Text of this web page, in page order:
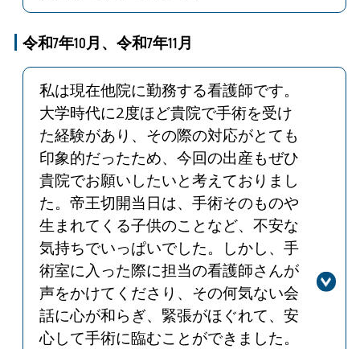
回答
ご意見いただき、ありがとうございま
す。臨床検査センターでは、採血室を
拡大し、採血台を増やして採血待ち時
間が最大90分から最大40分（平均20分
以内）へ短縮するなど対応しておりま
す。また採血結果については採血して
から1時間以内に結果を返すよう最大
限対応しております。今後は、現在の
採血人数の増加に対応可能な検査機器
の大幅な入れ替えも検討しておりま
す。ご理解いただけますよう、よろし
くお願いいたします。
令和7年10月、令和7年11月
私は現在他院に勤務する看護師です。
大学時代に2度ほど貴院で手術を受け
た経験があり、その際の対応がとても
印象的だったため、今回の出産もぜひ
貴院でお願いしたいと考えておりまし
た。帝王切開当日は、手術そのものや
生まれてくる子供のことなど、不安な
気持ちでいっぱいでした。しかし、手
術室に入った際に担当の看護師さんが
声をかけてくださり、その何気ない会
話に心が和らぎ、緊張がほぐれて、安
心して手術に臨むことができました。